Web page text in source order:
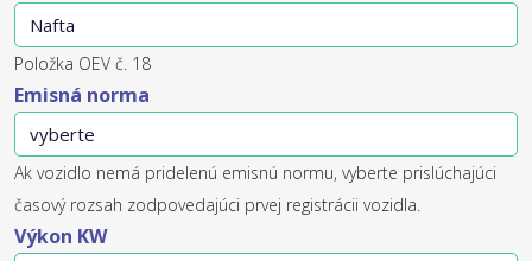
Položka OEV č. 18
Emisná norma
Ak vozidlo nemá pridelenú emisnú normu, vyberte prislúchajúci
časový rozsah zodpovedajúci prvej registrácii vozidla.
Výkon KW